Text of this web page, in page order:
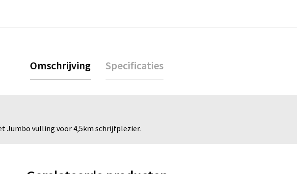
Omschrijving Specificaties
Jumbo vulling voor 4,5km schrijfplezier.